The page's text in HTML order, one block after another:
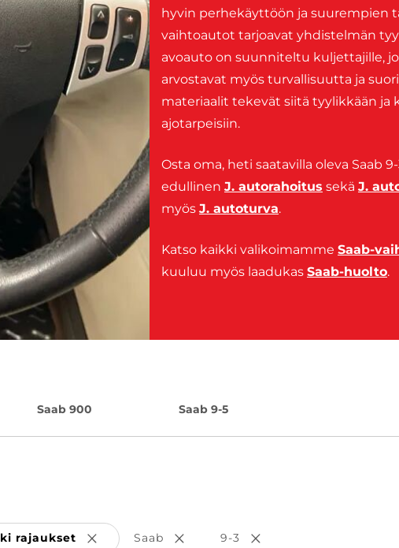
hyvin perhekäyttöön ja suurempien
vaihtoautot tarjoavat yhdistelmän
avoauto on suunniteltu kuljettajille,
arvostavat myös turvallisuutta ja
materiaalit tekevät siitä tyylikkään ja
ajotarpeisiin.
Osta oma, heti saatavilla oleva Saab
edullinen J. autorahoitus sekä J.
myös J. autoturva.
Katso kaikki valikoimamme Saab-
kuuluu myös laadukas Saab-huolto.
Saab 900 Saab 9-5
rajaukset Poista valinta
Saab Poista valinta
9-3 Poista valinta